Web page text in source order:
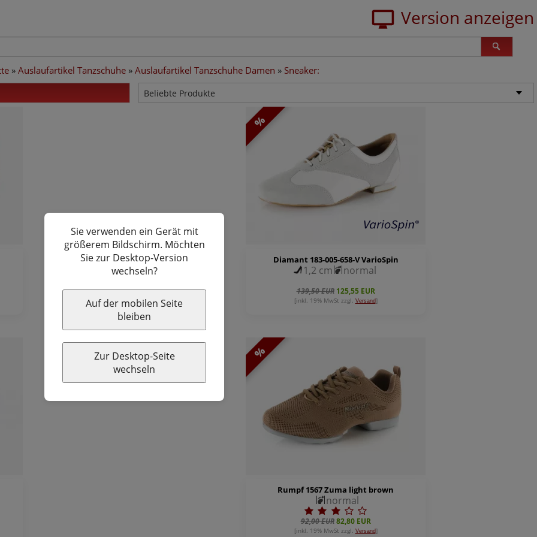
Sie verwenden ein Gerät mit
größerem Bildschirm. Möchten
Sie zur Desktop-Version
wechseln?
Auf der mobilen Seite
bleiben
Zur Desktop-Seite
wechseln
» Auslaufartikel Tanzschuhe » Auslaufartikel Tanzschuhe Damen » Sneaker:
%
Diamant 183-005-658-V VarioSpin
1,2 cm normal
139,50 EUR 125,55 EUR
[inkl. 19% MwSt zzgl. Versand]
%
Rumpf 1567 Zuma light brown
normal
92,00 EUR 82,80 EUR
[inkl. 19% MwSt zzgl. Versand]